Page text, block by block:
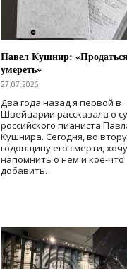
Павел Кушнир:
умереть»
27.07.2026
Два года назад я первой в
Швейцарии рассказала о
российского пианиста
Кушнира. Сегодня, во
годовщину его смерти, хочу
напомнить о нем и кое-что
добавить.